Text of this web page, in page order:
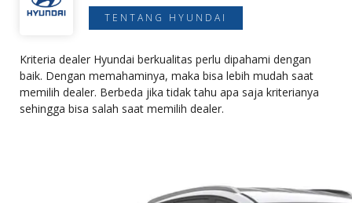
TENTANG HYUNDAI
Kriteria dealer Hyundai berkualitas perlu dipahami dengan
baik. Dengan memahaminya, maka bisa lebih mudah saat
memilih dealer. Berbeda jika tidak tahu apa saja kriterianya
sehingga bisa salah saat memilih dealer.